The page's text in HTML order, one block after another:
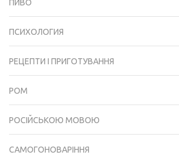
ПИВО
ПСИХОЛОГИЯ
РЕЦЕПТИ І ПРИГОТУВАННЯ
РОМ
РОСІЙСЬКОЮ МОВОЮ
САМОГОНОВАРІННЯ